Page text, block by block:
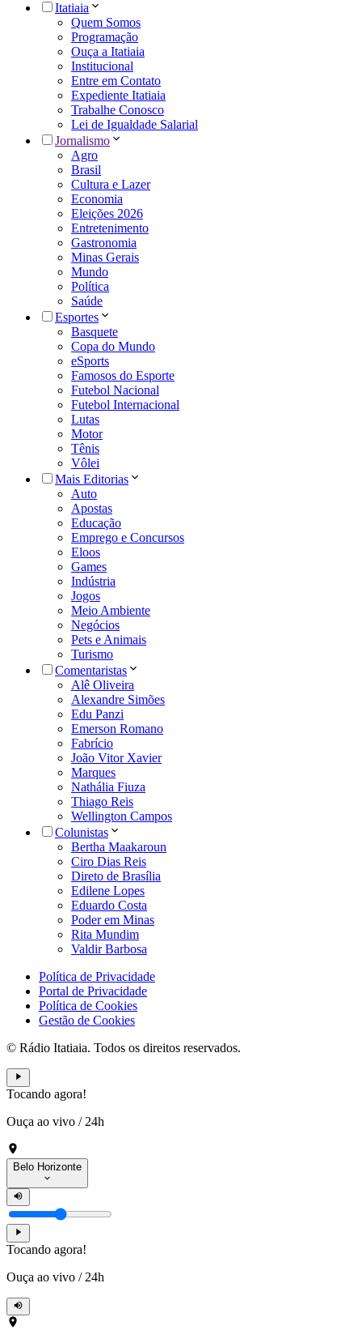
Itatiaia
Quem Somos
Programação
Ouça a Itatiaia
Institucional
Entre em Contato
Expediente Itatiaia
Trabalhe Conosco
Lei de Igualdade Salarial
Jornalismo
Agro
Brasil
Cultura e Lazer
Economia
Eleições 2026
Entretenimento
Gastronomia
Minas Gerais
Mundo
Política
Saúde
Esportes
Basquete
Copa do Mundo
eSports
Famosos do Esporte
Futebol Nacional
Futebol Internacional
Lutas
Motor
Tênis
Vôlei
Mais Editorias
Auto
Apostas
Educação
Emprego e Concursos
Eloos
Games
Indústria
Jogos
Meio Ambiente
Negócios
Pets e Animais
Turismo
Comentaristas
Alê Oliveira
Alexandre Simões
Edu Panzi
Emerson Romano
Fabrício
João Vitor Xavier
Marques
Nathália Fiuza
Thiago Reis
Wellington Campos
Colunistas
Bertha Maakaroun
Ciro Dias Reis
Direto de Brasília
Edilene Lopes
Eduardo Costa
Poder em Minas
Rita Mundim
Valdir Barbosa
Política de Privacidade
Portal de Privacidade
Política de Cookies
Gestão de Cookies
© Rádio Itatiaia. Todos os direitos reservados.
Tocando agora!
Ouça ao vivo / 24h
Belo Horizonte
Tocando agora!
Ouça ao vivo / 24h